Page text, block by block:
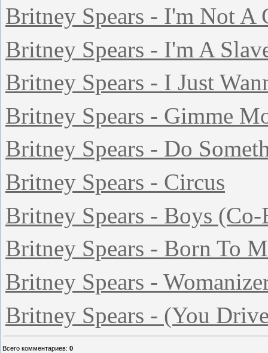
Britney Spears - I'm Not A
Britney Spears - I'm A
Britney Spears - I Just
Britney Spears - Gimme
Britney Spears - Do
Britney Spears - Circus
Britney Spears - Boys
Britney Spears - Born To
Britney Spears -
Britney Spears - (You
Всего комментариев: 0